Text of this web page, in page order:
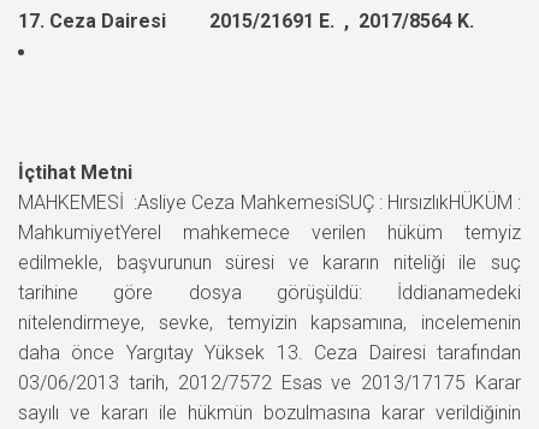
17. Ceza Dairesi 2015/21691 E. , 2017/8564 K.
İçtihat Metni
MAHKEMESİ :Asliye Ceza MahkemesiSUÇ : HırsızlıkHÜKÜM :
MahkumiyetYerel mahkemece verilen hüküm temyiz
edilmekle, başvurunun süresi ve kararın niteliği ile suç
tarihine göre dosya görüşüldü: İddianamedeki
nitelendirmeye, sevke, temyizin kapsamına, incelemenin
daha önce Yargıtay Yüksek 13. Ceza Dairesi tarafından
03/06/2013 tarih, 2012/7572 Esas ve 2013/17175 Karar
sayılı ve kararı ile hükmün bozulmasına karar verildiğinin